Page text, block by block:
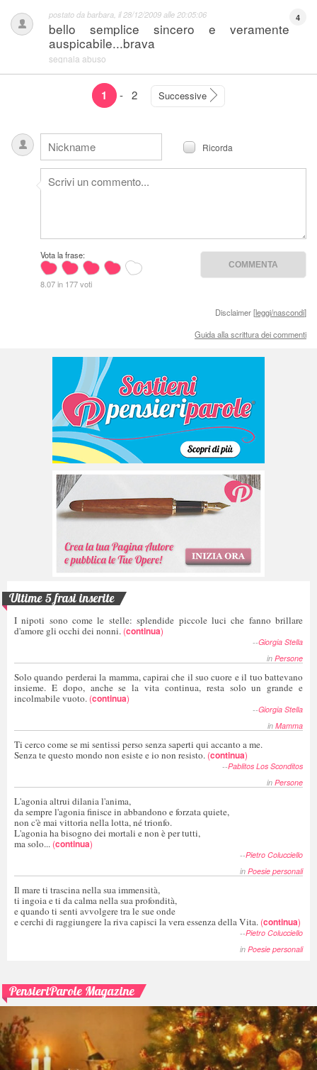
4
postato dabarbara, il28/12/2009 alle 20:05:06
bello semplice sincero e veramente
auspicabile...brava
segnala abuso
1 - 2 Successive
Ricorda
Vota la frase:
8.07 in 177 voti
Disclaimer [leggi/nascondi]
Guida alla scrittura dei commenti
Ultime 5 frasi inserite
I nipoti sono come le stelle: splendide piccole luci che fanno brillare
d'amore gli occhi dei nonni. (continua)
--Giorgia Stella
in Persone
Solo quando perderai la mamma, capirai che il suo cuore e il tuo battevano
insieme. E dopo, anche se la vita continua, resta solo un grande e
incolmabile vuoto. (continua)
--Giorgia Stella
in Mamma
Ti cerco come se mi sentissi perso senza saperti qui accanto a me.
Senza te questo mondo non esiste e io non resisto. (continua)
--Pablitos Los Sconditos
in Persone
L'agonia altrui dilania l'anima,
da sempre l'agonia finisce in abbandono e forzata quiete,
non c'è mai vittoria nella lotta, né trionfo.
L'agonia ha bisogno dei mortali e non è per tutti,
ma solo... (continua)
--Pietro Colucciello
in Poesie personali
Il mare ti trascina nella sua immensità,
ti ingoia e ti da calma nella sua profondità,
e quando ti senti avvolgere tra le sue onde
e cerchi di raggiungere la riva capisci la vera essenza della Vita. (continua)
--Pietro Colucciello
in Poesie personali
PensieriParole Magazine